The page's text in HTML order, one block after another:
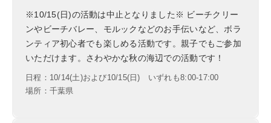
※10/15(日)の活動は中止となりました※ ビーチクリー
ンやビーチバレー、モルックなどのお手伝いなど、ボラ
ンティア初心者でも楽しめる活動です。親子でもご参加
いただけます。さわやかな秋の海辺での活動です！
日程：10/14(土)および10/15(日) いずれも8:00-17:00
場所：千葉県